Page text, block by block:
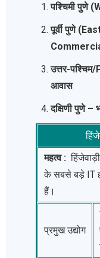
पश्चिमी पुणे
पूर्वी पुणे
उत्तर-पश्चिम/
आवास
दक्षिणी पुणे –
महत्व :
के सबसे बड़े IT
हैं।
प्रमुख उद्योग